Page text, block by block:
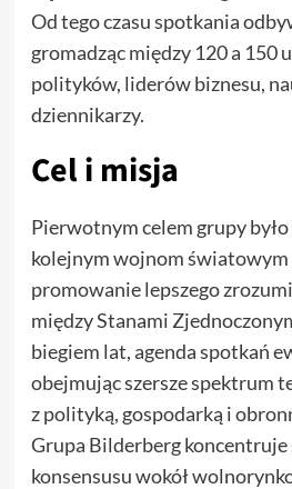
Od tego czasu spotkania
gromadząc między 120 a 150
polityków, liderów biznesu,
dziennikarzy.
Cel i misja
Pierwotnym celem grupy
kolejnym wojnom światowym
promowanie lepszego
między Stanami
biegiem lat, agenda spotkań
obejmując szersze spektrum
z polityką, gospodarką i
Grupa Bilderberg koncentruje
konsensusu wokół